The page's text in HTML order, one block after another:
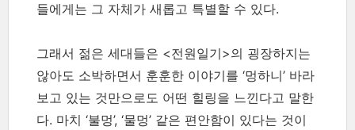
들에게는 그 자체가 새롭고 특별할 수 있다.
그래서 젊은 세대들은 <전원일기>의 굉장하지는
않아도 소박하면서 훈훈한 이야기를 ‘멍하니’ 바라
보고 있는 것만으로도 어떤 힐링을 느낀다고 말한
다. 마치 ‘불멍’, ‘물멍’ 같은 편안함이 있다는 것이